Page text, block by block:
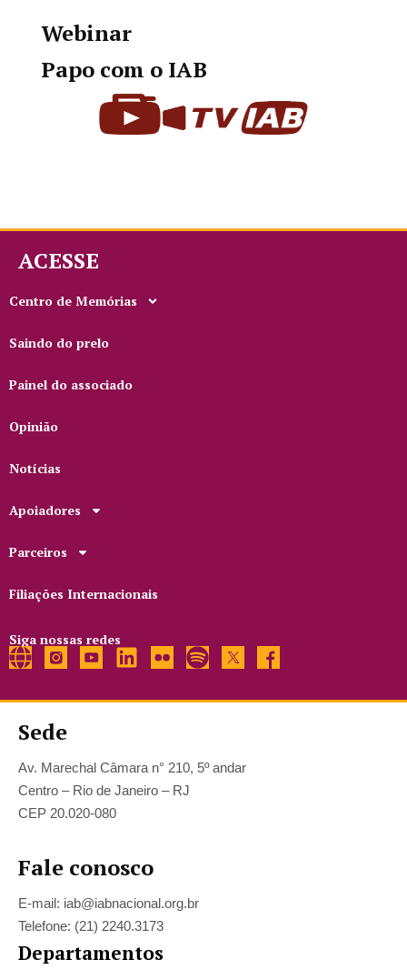
Webinar
Papo com o IAB
ACESSE
Centro de Memórias
Saindo do prelo
Painel do associado
Opinião
Notícias
Apoiadores
Parceiros
Filiações Internacionais
Siga nossas redes
Sede
Av. Marechal Câmara n° 210, 5º andar
Centro – Rio de Janeiro – RJ
CEP 20.020-080
Fale conosco
E-mail: iab@iabnacional.org.br
Telefone: (21) 2240.3173
Departamentos